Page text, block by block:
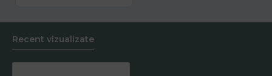
Recent vizualizate